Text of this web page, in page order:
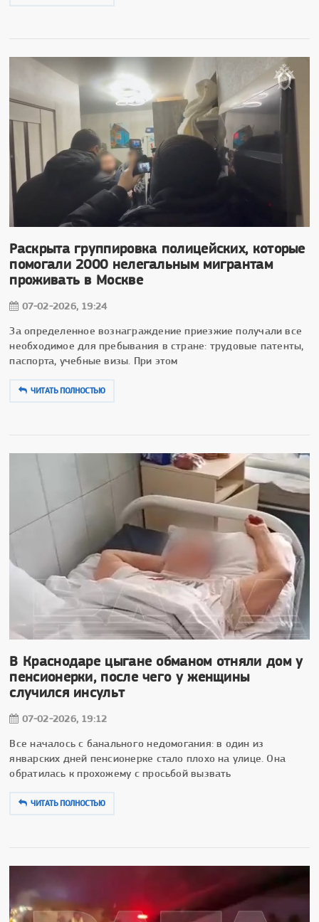
Раскрыта группировка полицейских, которые
помогали 2000 нелегальным мигрантам
проживать в Москве
07-02-2026, 19:24
За определенное вознаграждение приезжие получали все
необходимое для пребывания в стране: трудовые патенты,
паспорта, учебные визы. При этом
ЧИТАТЬ ПОЛНОСТЬЮ
В Краснодаре цыгане обманом отняли дом у
пенсионерки, после чего у женщины
случился инсульт
07-02-2026, 19:12
Все началось с банального недомогания: в один из
январских дней пенсионерке стало плохо на улице. Она
обратилась к прохожему с просьбой вызвать
ЧИТАТЬ ПОЛНОСТЬЮ